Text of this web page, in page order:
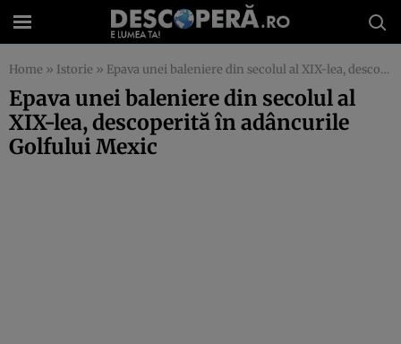
Home » Istorie » Epava unei baleniere din secolul al XIX-lea, descoperită în adâncurile Golfului Mexic
Epava unei baleniere din secolul al
XIX-lea, descoperită în adâncurile
Golfului Mexic